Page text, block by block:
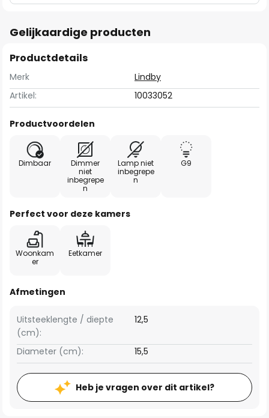
Gelijkaardige producten
Productdetails
Merk
Lindby
Artikel:
10033052
Productvoordelen
Dimbaar
Dimmer
niet
inbegrepe
n
Lamp niet
inbegrepe
n
G9
Perfect voor deze kamers
Woonkam
er
Eetkamer
Afmetingen
Uitsteeklengte / diepte
(cm):
12,5
Diameter (cm): 15,5
Heb je vragen over dit artikel?